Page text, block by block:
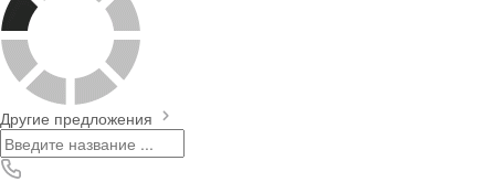
Другие предложения